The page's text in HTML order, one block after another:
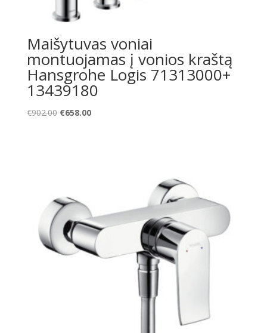
Maišytuvas voniai
montuojamas į vonios kraštą
Hansgrohe Logis 71313000+
13439180
€902.00 Original
€658.00Current